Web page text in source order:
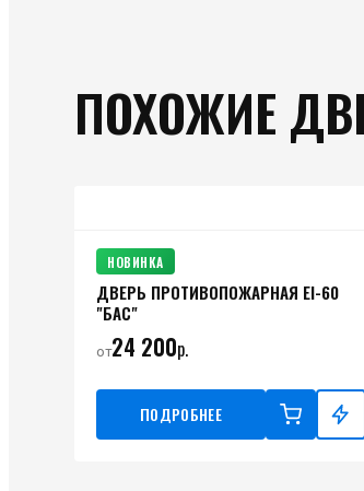
ПОХОЖИЕ
НОВИНКА
ДВЕРЬ ПРОТИВОПОЖАРНАЯ ЕI-60
"БАС"
от24 200р.
ПОДРОБНЕЕ